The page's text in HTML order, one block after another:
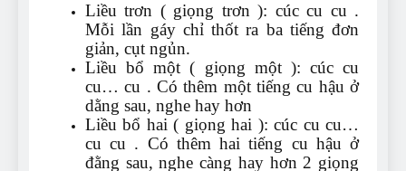
Liều trơn ( giọng trơn ): cúc cu cu .
Mỗi lần gáy chỉ thốt ra ba tiếng đơn
giản, cụt ngủn.
Liều bổ một ( giọng một ): cúc cu
cu… cu . Có thêm một tiếng cu hậu ở
dằng sau, nghe hay hơn
Liều bổ hai ( giọng hai ): cúc cu cu…
cu cu . Có thêm hai tiếng cu hậu ở
đằng sau, nghe càng hay hơn 2 giọng